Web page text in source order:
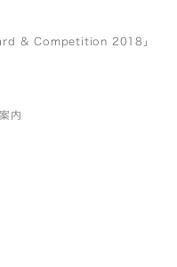
& Competition 2018」
内